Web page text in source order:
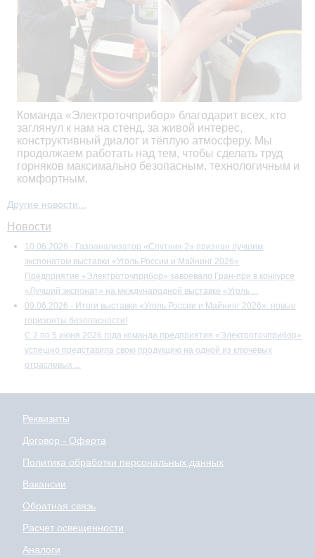
Команда «Электроточприбор» благодарит всех, кто
заглянул к нам на стенд, за живой интерес,
конструктивный диалог и тёплую атмосферу. Мы
продолжаем работать над тем, чтобы сделать труд
горняков максимально безопасным, технологичным и
комфортным.
Другие новости...
Новости
10.06.2026 - Газоанализатор «Спутник-2» признан лучшим
экспонатом выставки «Уголь России и Майнинг 2026»
Предприятие «Электроточприбор» завоевало Гран-при в конкурсе
«Лучший экспонат» на международной выставке «Уголь ...
09.06.2026 - Итоги выставки «Уголь России и Майнинг 2026»: новые
горизонты безопасности!
С 2 по 5 июня 2026 года команда предприятия «Электроточприбор»
успешно представила свою продукцию на одной из ключевых
отраслевых ...
Реквизиты
Договор - Оферта
Политика обработки персональных данных
Вакансии
Обратная связь
Расчет освещенности
Аналоги